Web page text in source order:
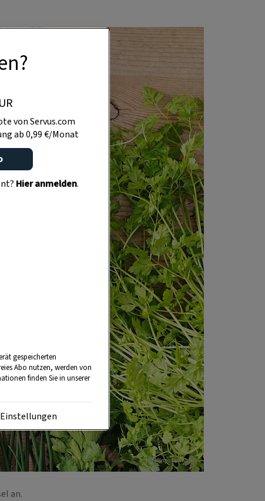
Foto: Ingo Eisenhut
an.
von Servus.com
ab 0,99 €/Monat
Hier anmelden.
gespeicherten
Abo nutzen, werden von
finden Sie in unserer